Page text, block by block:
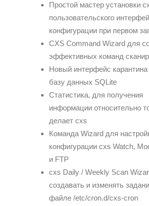
Простой мастер установки
пользовательского
конфигурации при первом
CXS Command Wizard для
эффективных команд
Новый интерфейс карантина
базу данных SQLite
Cтатистика, для получения
информации относительно
делает cxs
Команда Wizard для
конфигурации cxs Watch,
и FTP
cxs Daily / Weekly Scan
создавать и изменять
файле /etc/cron.d/cxs-cron